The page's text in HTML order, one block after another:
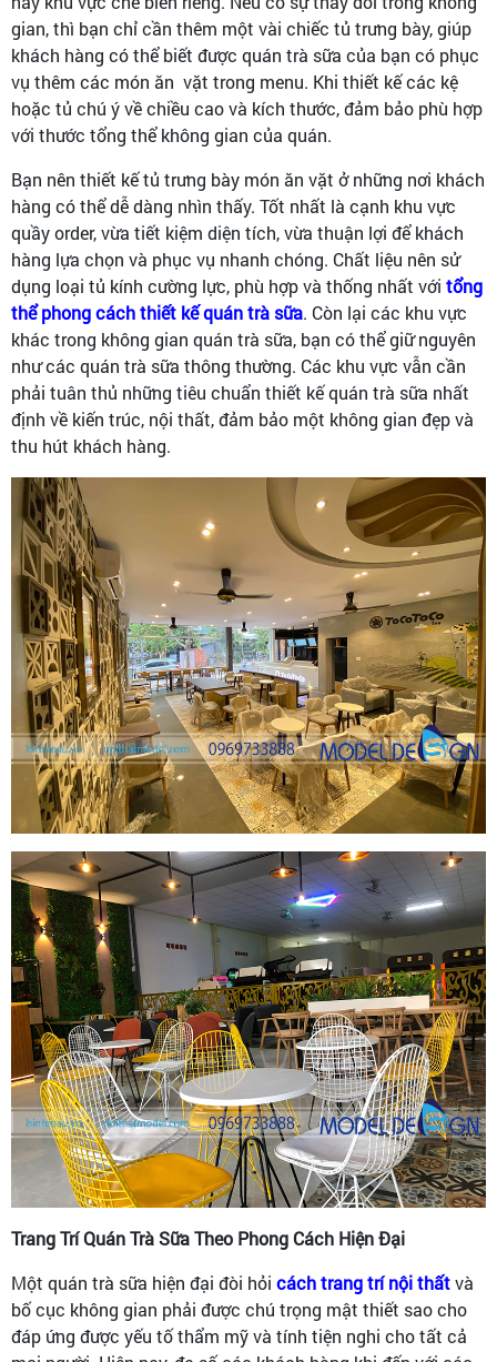
gian, thì bạn chỉ cần thêm một vài chiếc tủ trưng bày, giúp
khách hàng có thể biết được quán trà sữa của bạn có phục
vụ thêm các món ăn vặt trong menu. Khi thiết kế các kệ
hoặc tủ chú ý về chiều cao và kích thước, đảm bảo phù hợp
với thước tổng thể không gian của quán.
Bạn nên thiết kế tủ trưng bày món ăn vặt ở những nơi khách
hàng có thể dễ dàng nhìn thấy. Tốt nhất là cạnh khu vực
quầy order, vừa tiết kiệm diện tích, vừa thuận lợi để khách
hàng lựa chọn và phục vụ nhanh chóng. Chất liệu nên sử
dụng loại tủ kính cường lực, phù hợp và thống nhất với tổng
thể phong cách thiết kế quán trà sữa. Còn lại các khu vực
khác trong không gian quán trà sữa, bạn có thể giữ nguyên
như các quán trà sữa thông thường. Các khu vực vẫn cần
phải tuân thủ những tiêu chuẩn thiết kế quán trà sữa nhất
định về kiến trúc, nội thất, đảm bảo một không gian đẹp và
thu hút khách hàng.
Trang Trí Quán Trà Sữa Theo Phong Cách Hiện Đại
Một quán trà sữa hiện đại đòi hỏi cách trang trí nội thấtvà
bố cục không gian phải được chú trọng mật thiết sao cho
đáp ứng được yếu tố thẩm mỹ và tính tiện nghi cho tất cả